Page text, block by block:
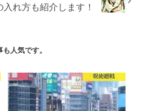
入れ方も紹介します！
人気です。
呪術廻戦